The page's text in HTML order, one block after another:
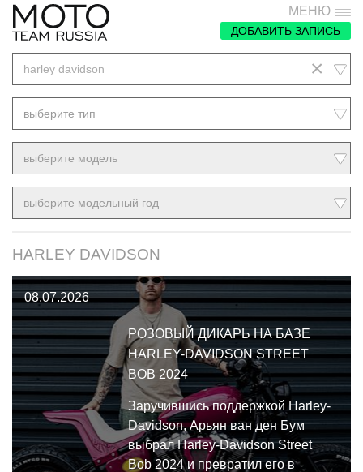
МЕНЮ
ДОБАВИТЬ ЗАПИСЬ
×
harley davidson
выберите тип
выберите модель
выберите модельный год
HARLEY DAVIDSON
08.07.2026
РОЗОВЫЙ ДИКАРЬ НА БАЗЕ
HARLEY-DAVIDSON STREET
BOB 2024
Заручившись поддержкой Harley-
Davidson, Арьян ван ден Бум
выбрал Harley-Davidson Street
Bob 2024 и превратил его в